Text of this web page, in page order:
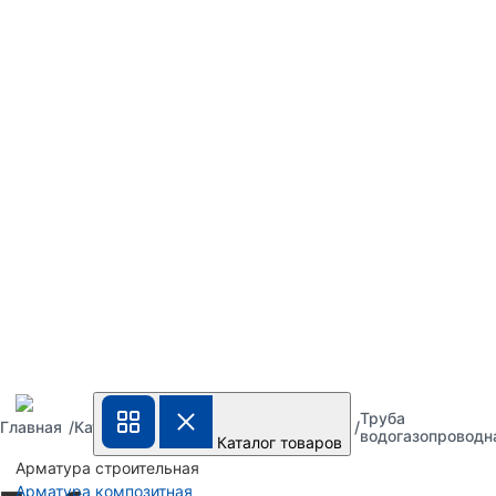
Каталог товаров
Арматура строительная
Арматура композитная
Главная Каталог
Труба
металлическая
стальная
Труба